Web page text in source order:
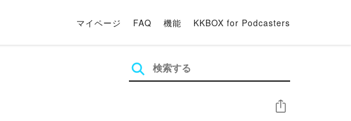
マイページ FAQ 機能 KKBOX for Podcasters
シェア